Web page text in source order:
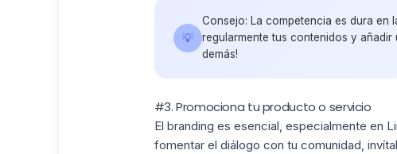
💡
Consejo: La competencia es dura en
regularmente tus contenidos y
demás!
#3. Promociona tu producto o servicio
El branding es esencial, especialmente en
fomentar el diálogo con tu comunidad,